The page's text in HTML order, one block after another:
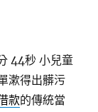
44秒 小兒童
漱得出髒污
款的傳統當